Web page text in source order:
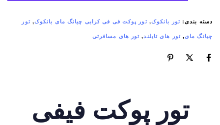
دسته بندی: تور بانکوک, تور پوکت فی فی کرابی چیانگ مای بانکوک, تور
چیانگ مای, تور های تایلند, تور های مسافرتی
تور پوکت فیفی